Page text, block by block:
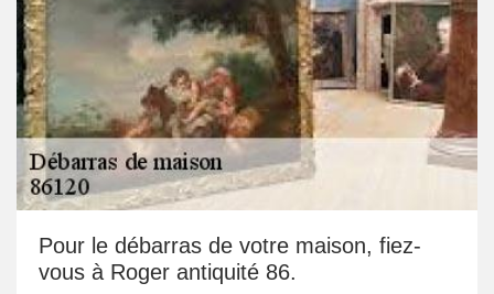
Pour le débarras de votre maison, fiez-
vous à Roger antiquité 86.